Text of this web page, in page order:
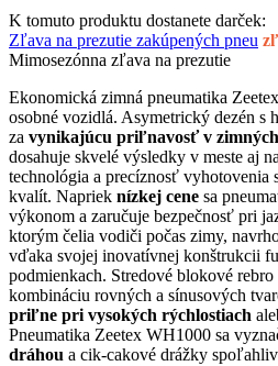
K tomuto produktu dostanete darček:
Zľava na prezutie zakúpených pneu
Mimosezónna zľava na prezutie
Ekonomická zimná pneumatika
osobné vozidlá. Asymetrický dezén s
za vynikajúcu priľnavosť v
dosahuje skvelé výsledky v meste aj
technológia a precíznosť vyhotovenia
kvalít. Napriek nízkej cene sa
výkonom a zaručuje bezpečnosť pri
ktorým čelia vodiči počas zimy,
vďaka svojej inovatívnej konštrukcii
podmienkach. Stredové blokové rebro
kombináciu rovných a sínusových
priľne pri vysokých rýchlostiach
Pneumatika Zeetex WH1000 sa
dráhou a cik-cakové drážky